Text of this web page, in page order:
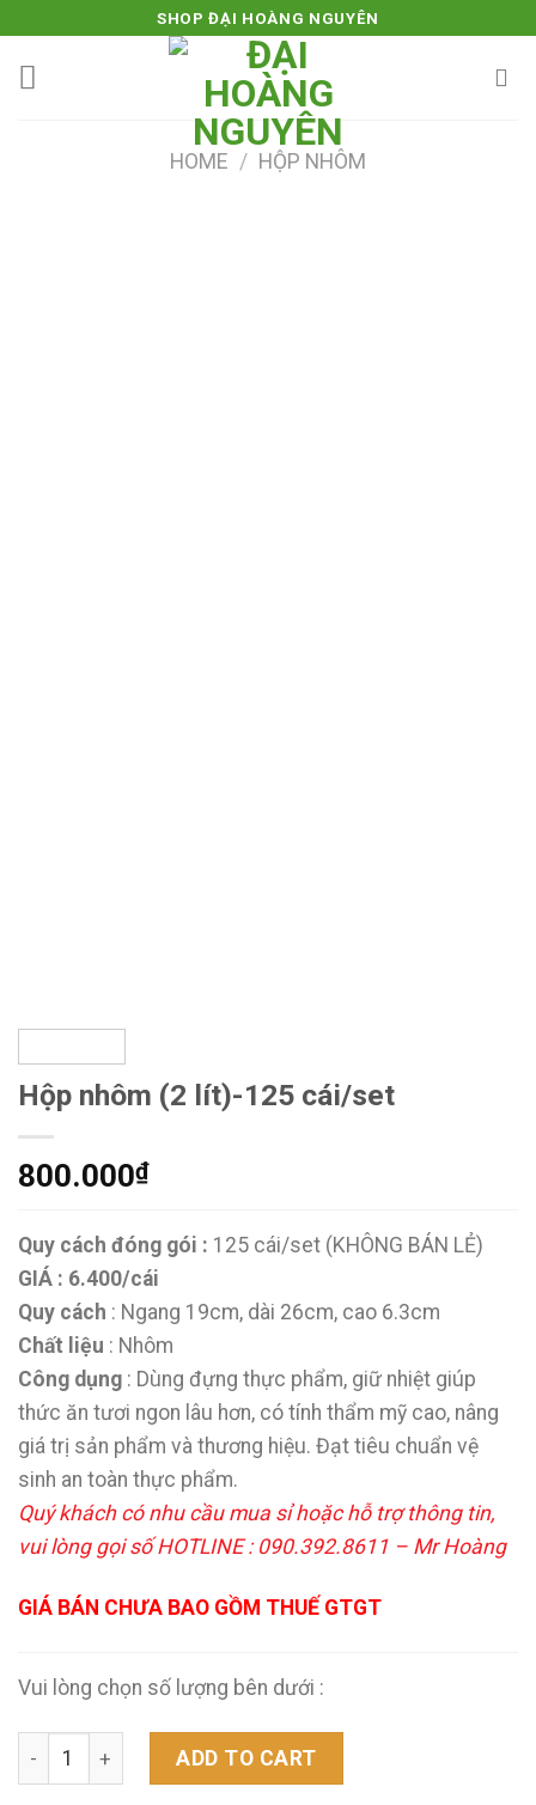
content
SHOP ĐẠI HOÀNG NGUYÊN
HOME / HỘP NHÔM
Hộp nhôm (2 lít)-125 cái/set
800.000₫
Quy cách đóng gói : 125 cái/set (KHÔNG BÁN LẺ)
GIÁ : 6.400/cái
Quy cách : Ngang 19cm, dài 26cm, cao 6.3cm
Chất liệu : Nhôm
Công dụng : Dùng đựng thực phẩm, giữ nhiệt giúp
thức ăn tươi ngon lâu hơn, có tính thẩm mỹ cao, nâng
giá trị sản phẩm và thương hiệu. Đạt tiêu chuẩn vệ
sinh an toàn thực phẩm.
Quý khách có nhu cầu mua sỉ hoặc hỗ trợ thông tin,
vui lòng gọi số HOTLINE : 090.392.8611 – Mr Hoàng
GIÁ BÁN CHƯA BAO GỒM THUẾ GTGT
Vui lòng chọn số lượng bên dưới :
Hộp nhôm (2 lít)-125 cái/set quantity
ADD TO CART